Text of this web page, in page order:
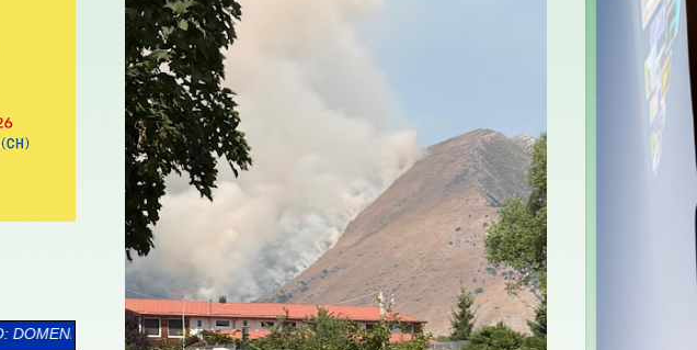
LIDO ACCOGLIE LA SESTA EDIZIONE TRA PEDALATE E SAPORI DEL TERRITORIO